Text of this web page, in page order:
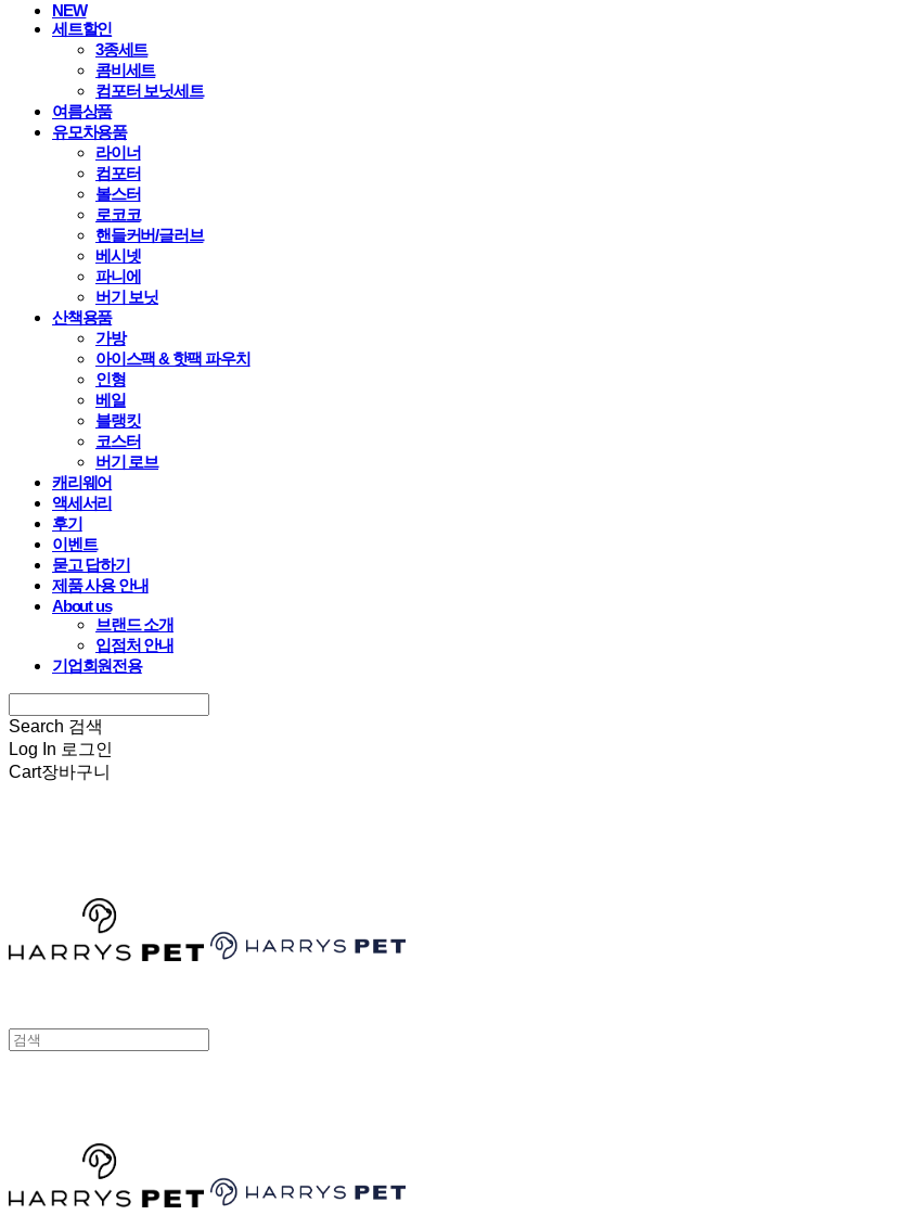
NEW
세트할인
3종세트
콤비세트
컴포터 보닛세트
여름상품
유모차용품
라이너
컴포터
볼스터
로코코
핸들커버/글러브
베시넷
파니에
버기 보닛
산책용품
가방
아이스팩 & 핫팩 파우치
인형
베일
블랭킷
코스터
버기 로브
캐리웨어
액세서리
후기
이벤트
묻고 답하기
제품 사용 안내
About us
브랜드 소개
입점처 안내
기업회원전용
Search 검색
Log In 로그인
Cart장바구니